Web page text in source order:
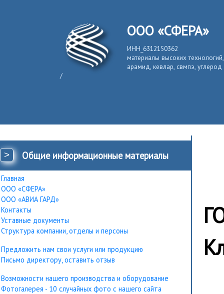
ООО «СФЕРА»
ИНН_6312150362
материалы высоких технологий,
арамид, кевлар, свмпэ, углерод
/
> Общие информационные материалы
Главная
ООО «СФЕРА»
ООО «АВИА ГАРД»
Контакты
Уставные документы
Структура компании, отделы и персоны
Предложить нам свои услуги или продукцию
Письмо директору, оставить отзыв
Возможности нашего производства и оборудование
Фотогалерея - 10 случайных фото с нашего сайта